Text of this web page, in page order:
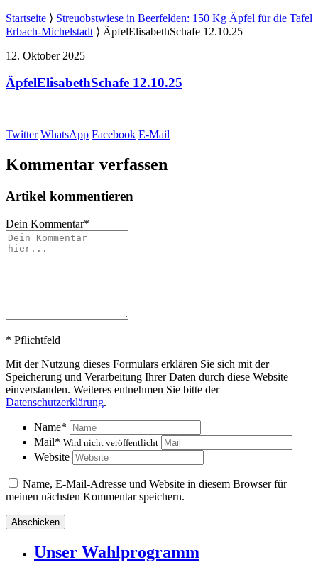
Startseite ⟩ Streuobstwiese in Beerfelden: 150 Kg Äpfel für die Tafel
Erbach-Michelstadt ⟩ ÄpfelElisabethSchafe 12.10.25
12. Oktober 2025
ÄpfelElisabethSchafe 12.10.25
Twitter WhatsApp Facebook E-Mail
Kommentar verfassen
Artikel kommentieren
Dein Kommentar*
* Pflichtfeld
Mit der Nutzung dieses Formulars erklären Sie sich mit der
Speicherung und Verarbeitung Ihrer Daten durch diese Website
einverstanden. Weiteres entnehmen Sie bitte der
Datenschutzerklärung.
Name*
Mail* Wird nicht veröffentlicht
Website
Name, E-Mail-Adresse und Website in diesem Browser für
meinen nächsten Kommentar speichern.
Unser Wahlprogramm